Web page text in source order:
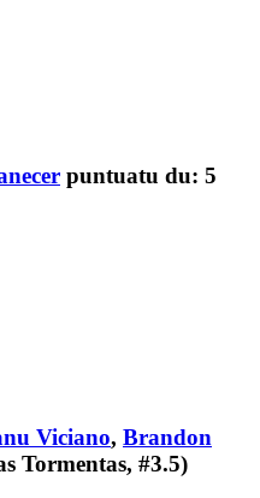
puntuatu du: 5
Viciano, Brandon
Tormentas, #3.5)